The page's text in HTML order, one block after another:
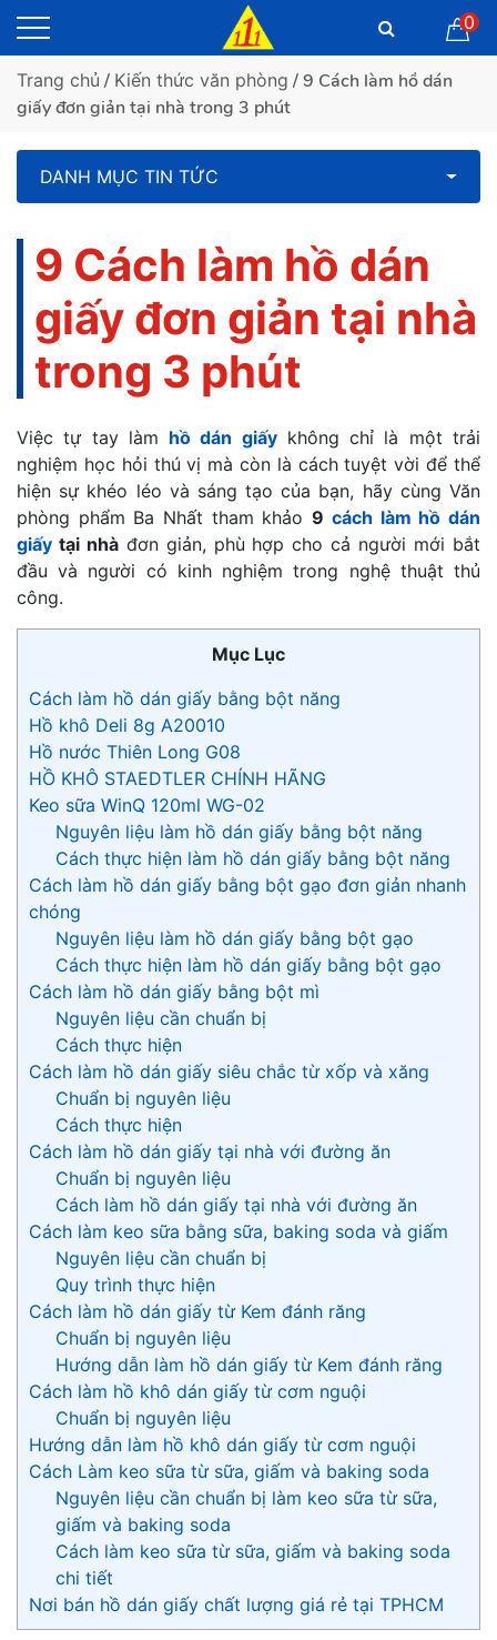
0
Trang chủ / Kiến thức văn phòng / 9 Cách làm hồ dán
giấy đơn giản tại nhà trong 3 phút
DANH MỤC TIN TỨC
9 Cách làm hồ dán
giấy đơn giản tại nhà
trong 3 phút
Việc tự tay làm hồ dán giấykhông chỉ là một trải
nghiệm học hỏi thú vị mà còn là cách tuyệt vời để thể
hiện sự khéo léo và sáng tạo của bạn, hãy cùng Văn
phòng phẩm Ba Nhất tham khảo9 cách làm hồ dán
giấy tại nhàđơn giản, phù hợp cho cả người mới bắt
đầu và người có kinh nghiệm trong nghệ thuật thủ
công.
Mục Lục
Cách làm hồ dán giấy bằng bột năng
Hồ khô Deli 8g A20010
Hồ nước Thiên Long G08
HỒ KHÔ STAEDTLER CHÍNH HÃNG
Keo sữa WinQ 120ml WG-02
Nguyên liệu làm hồ dán giấy bằng bột năng
Cách thực hiện làm hồ dán giấy bằng bột năng
Cách làm hồ dán giấy bằng bột gạo đơn giản nhanh
chóng
Nguyên liệu làm hồ dán giấy bằng bột gạo
Cách thực hiện làm hồ dán giấy bằng bột gạo
Cách làm hồ dán giấy bằng bột mì
Nguyên liệu cần chuẩn bị
Cách thực hiện
Cách làm hồ dán giấy siêu chắc từ xốp và xăng
Chuẩn bị nguyên liệu
Cách thực hiện
Cách làm hồ dán giấy tại nhà với đường ăn
Chuẩn bị nguyên liệu
Cách làm hồ dán giấy tại nhà với đường ăn
Cách làm keo sữa bằng sữa, baking soda và giấm
Nguyên liệu cần chuẩn bị
Quy trình thực hiện
Cách làm hồ dán giấy từ Kem đánh răng
Chuẩn bị nguyên liệu
Hướng dẫn làm hồ dán giấy từ Kem đánh răng
Cách làm hồ khô dán giấy từ cơm nguội
Chuẩn bị nguyên liệu
Hướng dẫn làm hồ khô dán giấy từ cơm nguội
Cách Làm keo sữa từ sữa, giấm và baking soda
Nguyên liệu cần chuẩn bị làm keo sữa từ sữa,
giấm và baking soda
Cách làm keo sữa từ sữa, giấm và baking soda
chi tiết
Nơi bán hồ dán giấy chất lượng giá rẻ tại TPHCM